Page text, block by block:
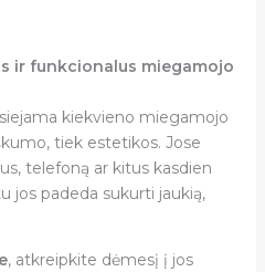
ir funkcionalus miegamojo
kiekvieno miegamojo
tiek estetikos. Jose
telefoną ar kitus kasdien
jos padeda sukurti jaukią,
, atkreipkite dėmesį į jos